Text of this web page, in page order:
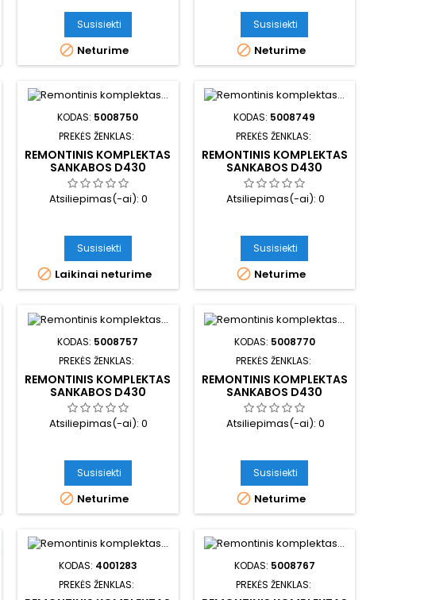
Susisiekti
 Neturime
Susisiekti
 Neturime
KODAS: 5008750
PREKĖS ŽENKLAS:
REMONTINIS KOMPLEKTAS
SANKABOS D430
Atsiliepimas(-ai):0
Susisiekti
 Laikinai neturime
KODAS: 5008749
PREKĖS ŽENKLAS:
REMONTINIS KOMPLEKTAS
SANKABOS D430
Atsiliepimas(-ai): 0
Susisiekti
 Neturime
KODAS: 5008757
PREKĖS ŽENKLAS:
REMONTINIS KOMPLEKTAS
SANKABOS D430
Atsiliepimas(-ai):0
Susisiekti
 Neturime
KODAS: 5008770
PREKĖS ŽENKLAS:
REMONTINIS KOMPLEKTAS
SANKABOS D430
Atsiliepimas(-ai): 0
Susisiekti
 Neturime
KODAS: 4001283
PREKĖS ŽENKLAS:
KODAS: 5008767
PREKĖS ŽENKLAS: